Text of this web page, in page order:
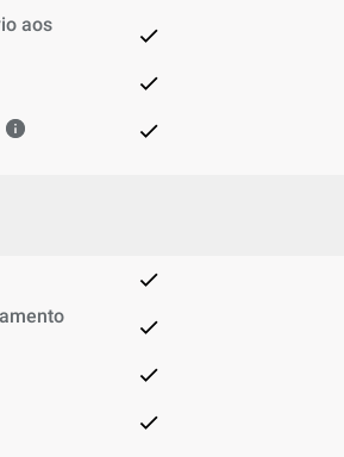
aos